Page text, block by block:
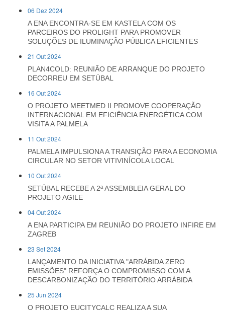
06 Dez 2024
A ENA ENCONTRA-SE EM KASTELA COM OS
PARCEIROS DO PROLIGHT PARA PROMOVER
SOLUÇÕES DE ILUMINAÇÃO PÚBLICA EFICIENTES
21 Out 2024
PLAN4COLD: REUNIÃO DE ARRANQUE DO PROJETO
DECORREU EM SETÚBAL
16 Out 2024
O PROJETO MEETMED II PROMOVE COOPERAÇÃO
INTERNACIONAL EM EFICIÊNCIA ENERGÉTICA COM
VISITA A PALMELA
11 Out 2024
PALMELA IMPULSIONA A TRANSIÇÃO PARA A ECONOMIA
CIRCULAR NO SETOR VITIVINÍCOLA LOCAL
10 Out 2024
SETÚBAL RECEBE A 2ª ASSEMBLEIA GERAL DO
PROJETO AGILE
04 Out 2024
A ENA PARTICIPA EM REUNIÃO DO PROJETO INFIRE EM
ZAGREB
23 Set 2024
LANÇAMENTO DA INICIATIVA "ARRÁBIDA ZERO
EMISSÕES" REFORÇA O COMPROMISSO COM A
DESCARBONIZAÇÃO DO TERRITÓRIO ARRÁBIDA
25 Jun 2024
O PROJETO EUCITYCALC REALIZA A SUA